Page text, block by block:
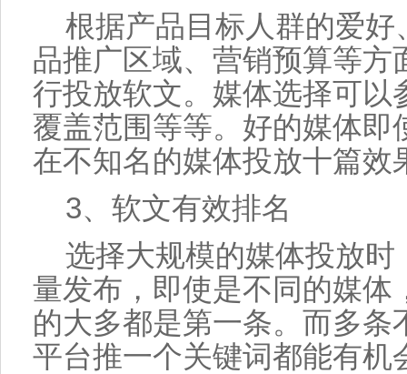
根据产品目标人群的爱
品推广区域、营销预算等
行投放软文。媒体选择可
覆盖范围等等。好的媒体
在不知名的媒体投放十篇效
3、软文有效排名
选择大规模的媒体投放
量发布，即使是不同的媒
的大多都是第一条。而多
平台推一个关键词都能有机